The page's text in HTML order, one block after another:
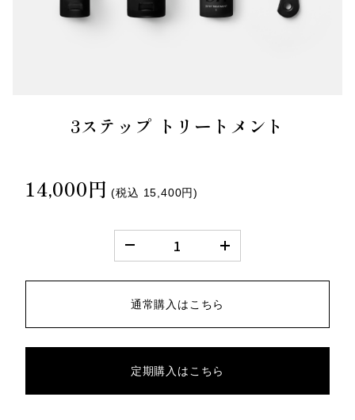
3ステップ トリートメント
14,000円 (税込 15,400円)
通常購入はこちら
定期購入はこちら